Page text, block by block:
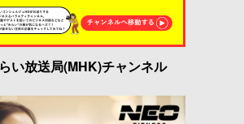
い放送局(MHK)チャンネル